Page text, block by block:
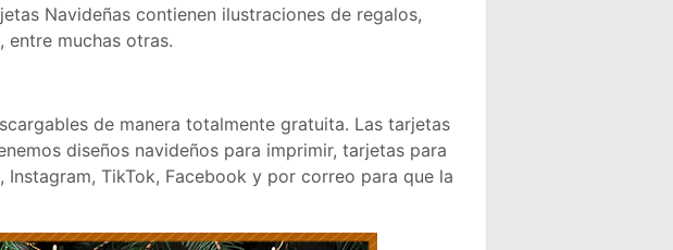
Navideñas contienen ilustraciones de regalos,
entre muchas otras.
de manera totalmente gratuita. Las tarjetas
diseños navideños para imprimir, tarjetas para
TikTok, Facebook y por correo para que la